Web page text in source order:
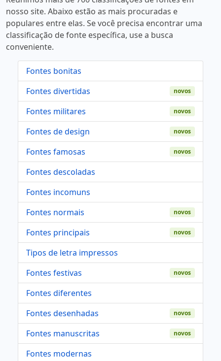
nosso site. Abaixo estão as mais procuradas e
populares entre elas. Se você precisa encontrar uma
classificação de fonte específica, use a busca
conveniente.
Fontes bonitas
Fontes divertidas
novos
Fontes militares novos
Fontes de design novos
Fontes famosas novos
Fontes descoladas
Fontes incomuns
Fontes normais
novos
Fontes principais novos
Tipos de letra impressos
Fontes festivas
novos
Fontes diferentes
Fontes desenhadas
novos
Fontes manuscritas novos
Fontes modernas